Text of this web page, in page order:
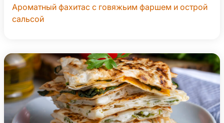
Ароматный фахитас с говяжьим фаршем и острой
сальсой